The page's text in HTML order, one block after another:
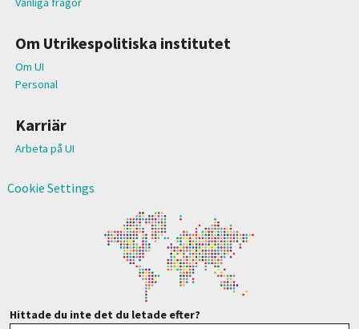
Om Utrikespolitiska institutet
Om UI
Personal
Karriär
Arbeta på UI
Cookie Settings
Hittade du inte det du letade efter?